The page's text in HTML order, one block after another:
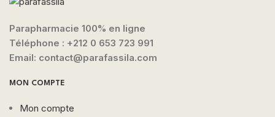
Parapharmacie 100% en ligne
Téléphone : +212 0 653 723 991
Email: contact@parafassila.com
MON COMPTE
Mon compte